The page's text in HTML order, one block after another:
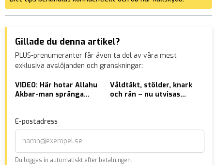
Gillade du denna artikel?
PLUS-prenumeranter får även ta del av våra mest
exklusiva avslöjanden och granskningar:
VIDEO: Här hotar Allahu
Akbar-man spränga
Våldtäkt, stölder, knark
och rån – nu utvisas
E-postadress
Du loggas in automatiskt efter betalningen.